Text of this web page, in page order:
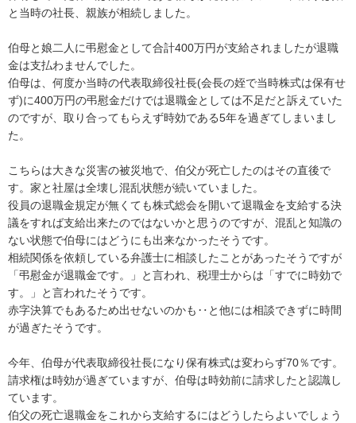
と当時の社長、親族が相続しました。
伯母と娘二人に弔慰金として合計400万円が支給されましたが退職
金は支払わませんでした。
伯母は、何度か当時の代表取締役社長(会長の姪で当時株式は保有せ
ず)に400万円の弔慰金だけでは退職金としては不足だと訴えていた
のですが、取り合ってもらえず時効である5年を過ぎてしまいまし
た。
こちらは大きな災害の被災地で、伯父が死亡したのはその直後で
す。家と社屋は全壊し混乱状態が続いていました。
役員の退職金規定が無くても株式総会を開いて退職金を支給する決
議をすれば支給出来たのではないかと思うのですが、混乱と知識の
ない状態で伯母にはどうにも出来なかったそうです。
相続関係を依頼している弁護士に相談したことがあったそうですが
「弔慰金が退職金です。」と言われ、税理士からは「すでに時効で
す。」と言われたそうです。
赤字決算でもあるため出せないのかも‥と他には相談できずに時間
が過ぎたそうです。
今年、伯母が代表取締役社長になり保有株式は変わらず70％です。
請求権は時効が過ぎていますが、伯母は時効前に請求したと認識し
ています。
伯父の死亡退職金をこれから支給するにはどうしたらよいでしょう